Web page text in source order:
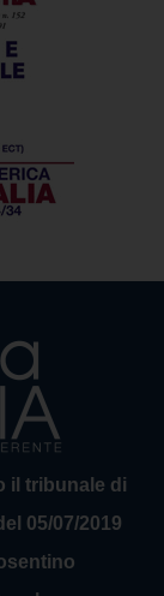
il tribunale di
05/07/2019